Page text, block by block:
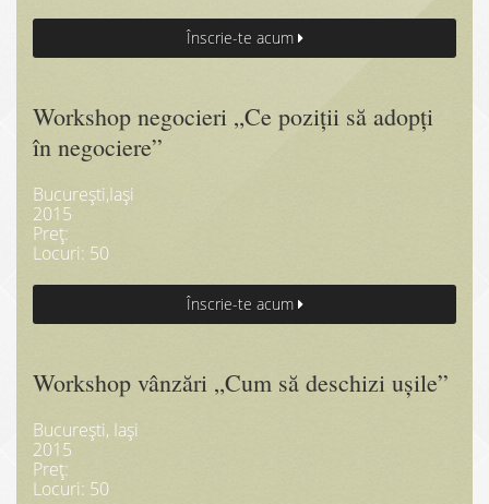
Înscrie-te acum
Workshop negocieri „Ce poziții să adopți
în negociere”
București,Iași
2015
Preț:
Locuri: 50
Înscrie-te acum
Workshop vânzări „Cum să deschizi ușile”
București, Iași
2015
Preț:
Locuri: 50